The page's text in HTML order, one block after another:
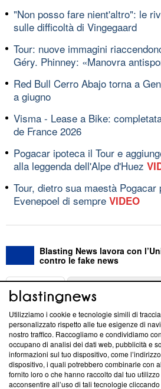
"Non posso fare nient'altro": le
sulle difficoltà di Vingegaard
Tour: nuove immagini
Géry. Phinney: «Manovra
Red Bull Cerro Abajo torna a
a giugno
Visma - Lease a Bike:
de France 2026
Pogacar ipoteca il Tour e
alla leggenda dell'Alpe d'Huez
Tour, dietro sua maestà
Evenepoel di sempre VIDEO
Blasting News lavora con
contro le fake news
ABOUT
Questa sezione offre informazioni
News, sui nostri processi editoriali e
creare news di qualità. Inoltre, afferma
‘Trust Project - News with Integrity’
ancora membro del programma, ma
parte; Trust Project non ha ancora
Utilizziamo i cookie e tecnologie simili di
personalizzato rispetto alle tue esigenze di
nostro traffico. Raccogliamo e condividiamo
occupano di analisi dei dati web, pubblicità e
informazioni sul tuo dispositivo, come
dispositivo, i quali potrebbero combinarle con
fornito loro o che hanno raccolto dal tuo
acconsentire all’uso di tali tecnologie